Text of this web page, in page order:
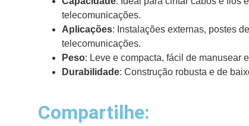
telecomunicações.
Aplicações: Instalações externas, postes
telecomunicações.
Peso: Leve e compacta, fácil de manusear
Durabilidade: Construção robusta e de
Compartilhe: